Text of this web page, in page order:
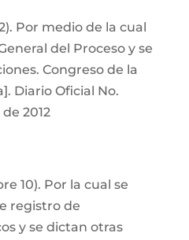
Por medio de la cual
del Proceso y se
Congreso de la
Diario Oficial No.
2012
10). Por la cual se
registro de
y se dictan otras